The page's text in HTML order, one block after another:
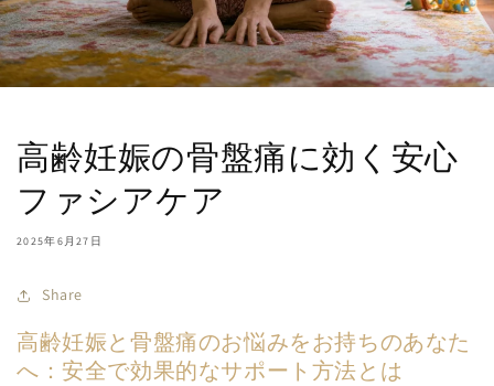
高齢妊娠の骨盤痛に効く安心
ファシアケア
2025年6月27日
Share
高齢妊娠と骨盤痛のお悩みをお持ちのあなた
へ：安全で効果的なサポート方法とは